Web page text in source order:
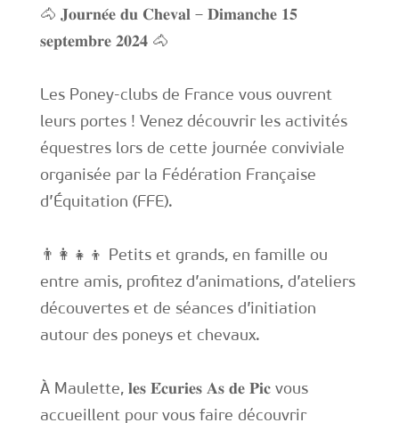
🐴 𝐉𝐨𝐮𝐫𝐧𝐞́𝐞 𝐝𝐮 𝐂𝐡𝐞𝐯𝐚𝐥 – 𝐃𝐢𝐦𝐚𝐧𝐜𝐡𝐞 𝟏𝟓
𝐬𝐞𝐩𝐭𝐞𝐦𝐛𝐫𝐞 𝟐𝟎𝟐𝟒 🐴
Les Poney-clubs de France vous ouvrent
leurs portes ! Venez découvrir les activités
équestres lors de cette journée conviviale
organisée par la Fédération Française
d’Équitation (FFE).
👨‍👩‍👧‍👦 Petits et grands, en famille ou
entre amis, profitez d’animations, d’ateliers
découvertes et de séances d’initiation
autour des poneys et chevaux.
À Maulette, 𝐥𝐞𝐬 𝐄́𝐜𝐮𝐫𝐢𝐞𝐬 𝐀𝐬 𝐝𝐞 𝐏𝐢𝐜 vous
accueillent pour vous faire découvrir